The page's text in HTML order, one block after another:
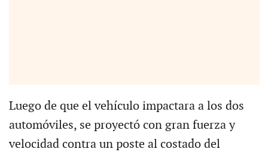
Luego de que el vehículo impactara a los dos
automóviles, se proyectó con gran fuerza y
velocidad contra un poste al costado del